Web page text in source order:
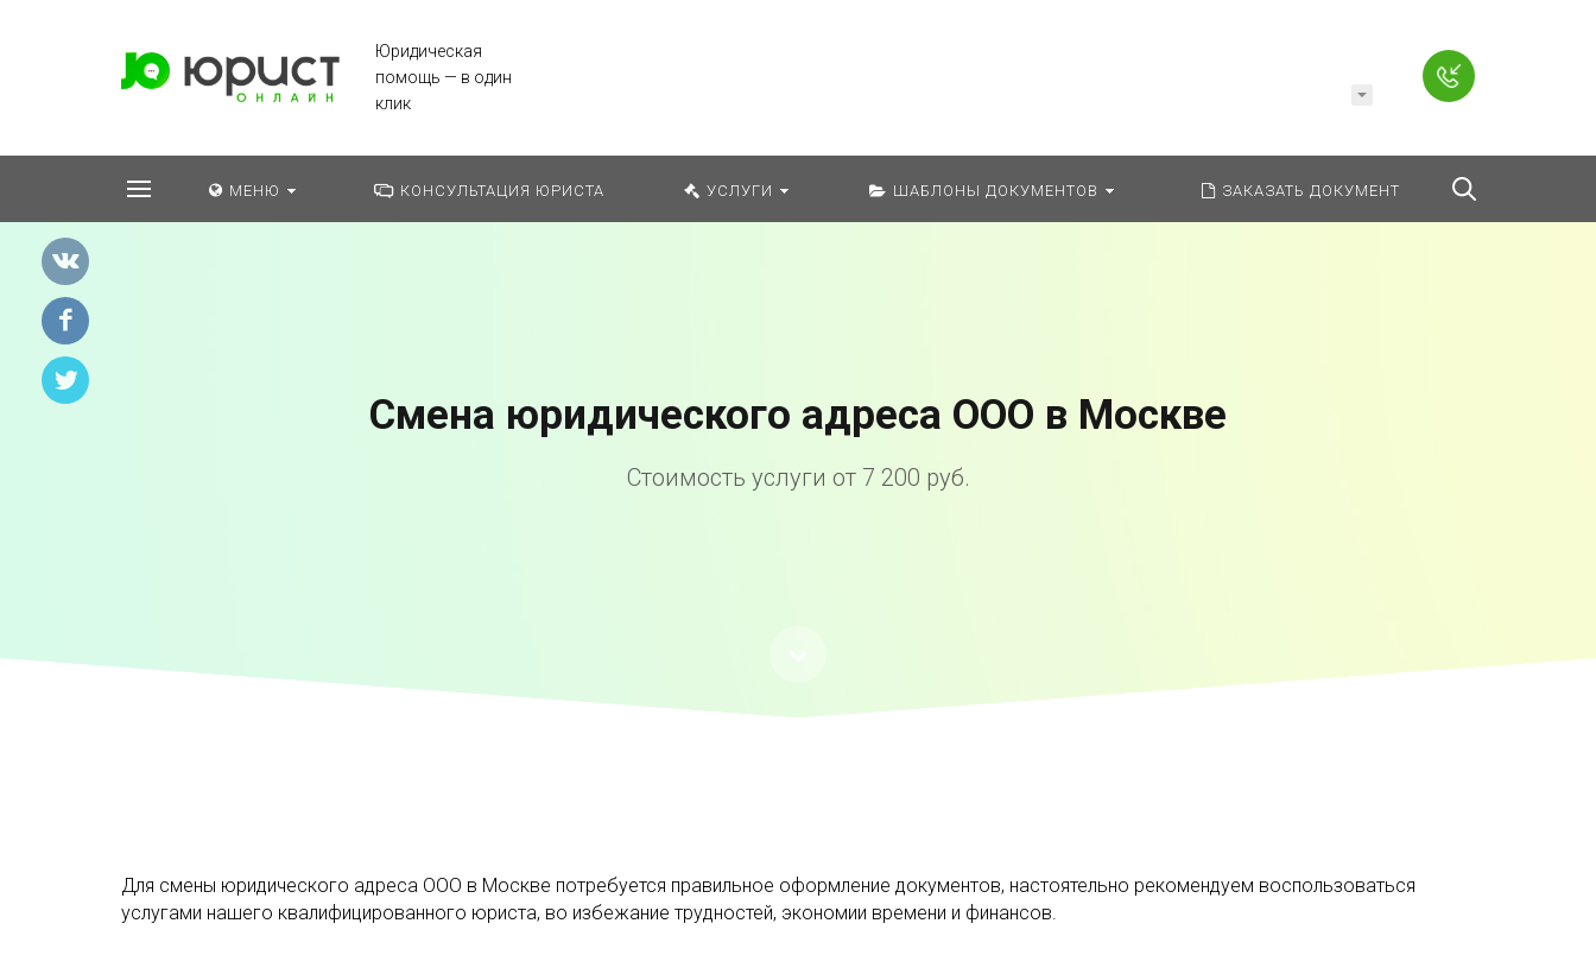
Юридическая
помощь — в один
клик
МЕНЮ КОНСУЛЬТАЦИЯ ЮРИСТА УСЛУГИ ШАБЛОНЫ ДОКУМЕНТОВ ЗАКАЗАТЬ ДОКУМЕНТ
Смена юридического адреса ООО в Москве
Стоимость услуги от 7 200 руб.
Для смены юридического адреса ООО в Москве потребуется правильное оформление документов, настоятельно рекомендуем воспользоваться
услугами нашего квалифицированного юриста, во избежание трудностей, экономии времени и финансов.